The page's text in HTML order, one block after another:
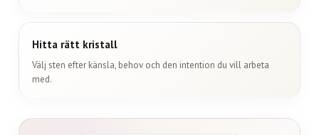
Hitta rätt kristall
Välj sten efter känsla, behov och den intention du vill arbeta
med.